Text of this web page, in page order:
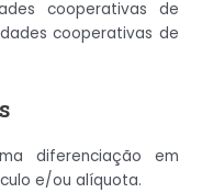
cooperativas de
cooperativas de
diferenciação em
e/ou alíquota.